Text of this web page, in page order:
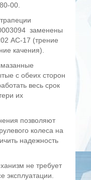
00.
заменены
АС-17 (трение
качения).
с обеих сторон
весь срок
их
позволяют
колеса на
надежность
не требует
эксплуатации